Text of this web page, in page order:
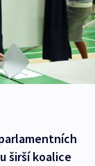
širší koalice